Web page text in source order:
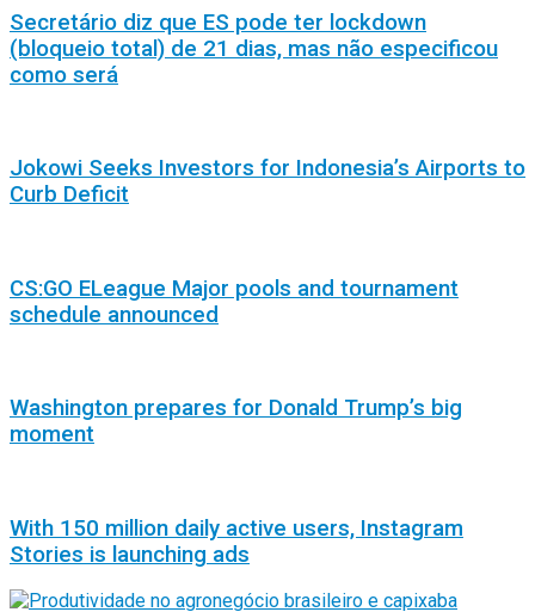
Secretário diz que ES pode ter lockdown
(bloqueio total) de 21 dias, mas não especificou
como será
Jokowi Seeks Investors for Indonesia’s Airports to
Curb Deficit
CS:GO ELeague Major pools and tournament
schedule announced
Washington prepares for Donald Trump’s big
moment
With 150 million daily active users, Instagram
Stories is launching ads